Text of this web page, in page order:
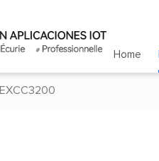
Home
EXCC3200